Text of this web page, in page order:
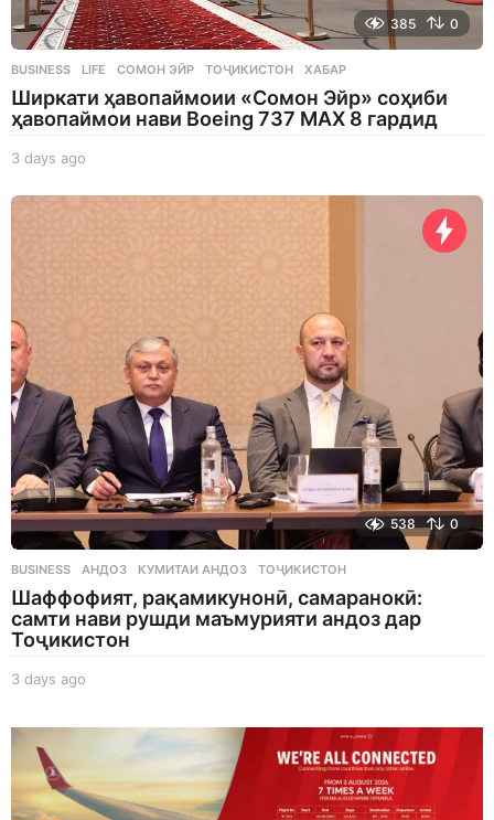
385 0
BUSINESS ,LIFE СОМОН ЭЙР ,ТОҶИКИСТОН ,ХАБАР
Ширкати ҳавопаймоии «Сомон Эйр» соҳиби
ҳавопаймои нави Boeing 737 MAX 8 гардид
3 days ago
a
538 0
BUSINESS АНДОЗ ,КУМИТАИ АНДОЗ ,ТОҶИКИСТОН
Шаффофият, рақамикунонӣ, самаранокӣ:
самти нави рушди маъмурияти андоз дар
Тоҷикистон
3 days ago
g